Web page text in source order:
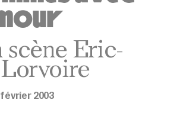
scène Eric-
février 2003